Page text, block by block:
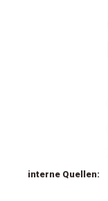
interne Quellen: